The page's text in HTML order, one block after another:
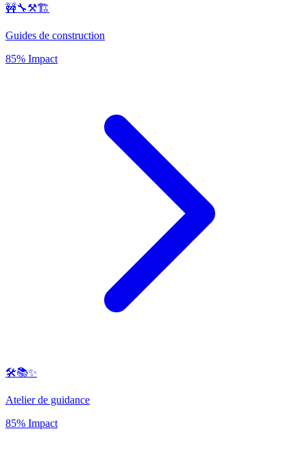
🚧🔧⚒️🏗️
Guides de construction
85% Impact
🛠️📚✨
Atelier de guidance
85% Impact